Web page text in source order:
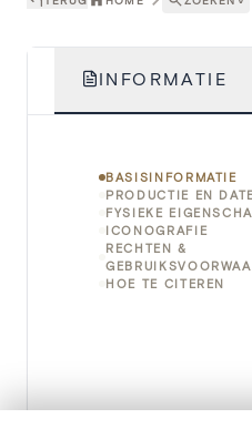
INFORMATIE
BASISINFORMATIE
PRODUCTIE EN
FYSIEKE
ICONOGRAFIE
RECHTEN &
HOE TE CITEREN